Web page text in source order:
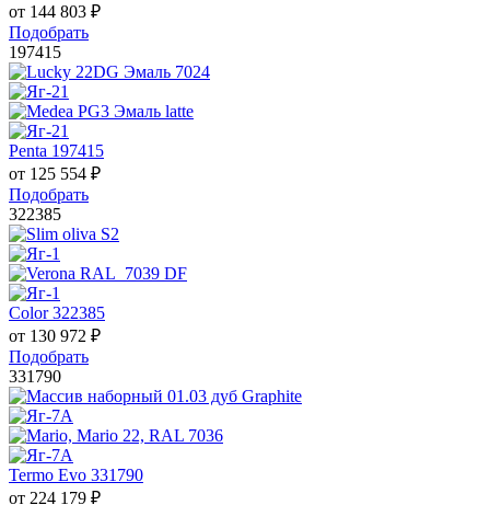
от 144 803 ₽
Подобрать
197415
Penta 197415
от 125 554 ₽
Подобрать
322385
Color 322385
от 130 972 ₽
Подобрать
331790
Termo Evo 331790
от 224 179 ₽